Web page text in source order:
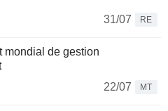
31/07
RE
mondial de gestion
22/07
MT